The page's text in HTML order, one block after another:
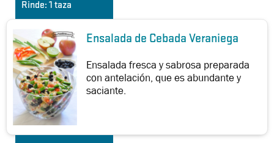
Rinde: 1 taza
Ensalada de Cebada Veraniega
Ensalada fresca y sabrosa preparada
con antelación, que es abundante y
saciante.